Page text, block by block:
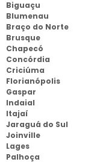
Biguaçu
Blumenau
Braço do Norte
Brusque
Chapecó
Concórdia
Criciúma
Florianópolis
Gaspar
Indaial
Itajaí
Jaraguá do Sul
Joinville
Lages
Palhoça